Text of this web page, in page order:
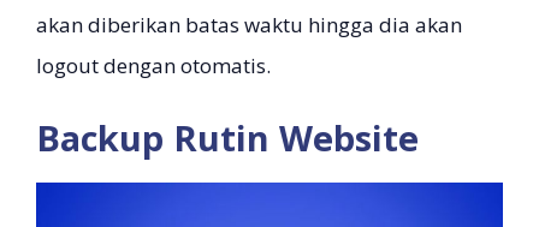
akan diberikan batas waktu hingga dia akan
logout dengan otomatis.
Backup Rutin Website